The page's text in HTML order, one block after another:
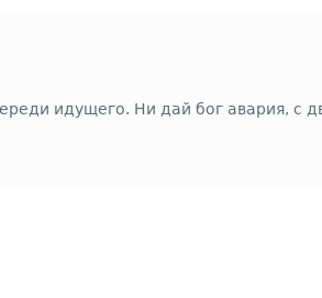
идущего. Ни дай бог авария, с